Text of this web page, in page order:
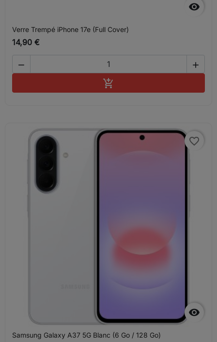

Verre Trempé iPhone 17e (Full Cover)
14,90 €
 


favorite_border
Samsung Galaxy A37 5G Blanc (6 Go / 128 Go)